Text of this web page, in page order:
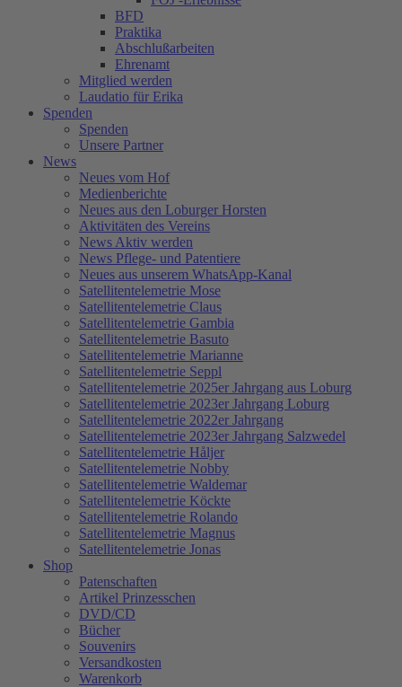
BFD
Praktika
Abschlußarbeiten
Ehrenamt
Mitglied werden
Laudatio für Erika
Spenden
Spenden
Unsere Partner
News
Neues vom Hof
Medienberichte
Neues aus den Loburger Horsten
Aktivitäten des Vereins
News Aktiv werden
News Pflege- und Patentiere
Neues aus unserem WhatsApp-Kanal
Satellitentelemetrie Mose
Satellitentelemetrie Claus
Satellitentelemetrie Gambia
Satellitentelemetrie Basuto
Satellitentelemetrie Marianne
Satellitentelemetrie Seppl
Satellitentelemetrie 2025er Jahrgang aus Loburg
Satellitentelemetrie 2023er Jahrgang Loburg
Satellitentelemetrie 2022er Jahrgang
Satellitentelemetrie 2023er Jahrgang Salzwedel
Satellitentelemetrie Håljer
Satellitentelemetrie Nobby
Satellitentelemetrie Waldemar
Satellitentelemetrie Köckte
Satellitentelemetrie Rolando
Satellitentelemetrie Magnus
Satellitentelemetrie Jonas
Shop
Patenschaften
Artikel Prinzesschen
DVD/CD
Bücher
Souvenirs
Versandkosten
Warenkorb